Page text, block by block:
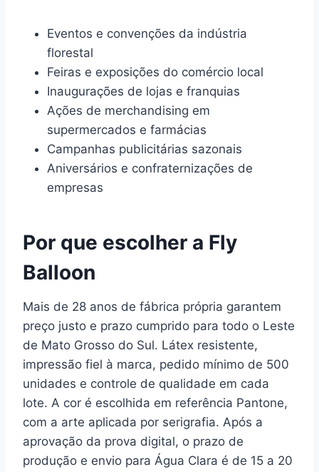
Eventos e convenções da indústria
florestal
Feiras e exposições do comércio local
Inaugurações de lojas e franquias
Ações de merchandising em
supermercados e farmácias
Campanhas publicitárias sazonais
Aniversários e confraternizações de
empresas
Por que escolher a Fly
Balloon
Mais de 28 anos de fábrica própria garantem
preço justo e prazo cumprido para todo o Leste
de Mato Grosso do Sul. Látex resistente,
impressão fiel à marca, pedido mínimo de 500
unidades e controle de qualidade em cada
lote. A cor é escolhida em referência Pantone,
com a arte aplicada por serigrafia. Após a
aprovação da prova digital, o prazo de
produção e envio para Água Clara é de 15 a 20